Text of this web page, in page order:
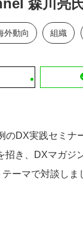
森川亮
外動向 組織
のDX実践セミナ
き、DXマガジ
ーマで対談し